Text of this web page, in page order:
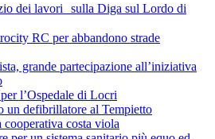
dei lavori sulla Diga sul Lordo di
RC per abbandono strade
grande partecipazione all’iniziativa
l’Ospedale di Locri
un defibrillatore al Tempietto
costa viola